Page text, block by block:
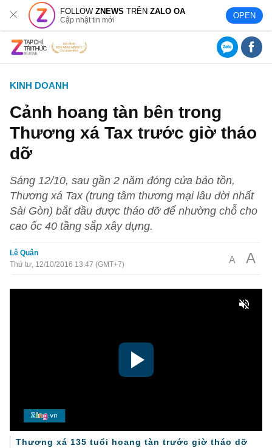
FOLLOWZNEWS TRÊNZALO OA
Cập nhật tin mới OPEN
KINH DOANH
Cảnh hoang tàn bên trong
Thương xá Tax trước giờ tháo
dỡ
Sáng 12/10, sau gần 2 năm đóng cửa bảo tồn,
Thương xá Tax (trung tâm thương mại lâu đời nhất
Sài Gòn) bắt đầu được tháo dỡ để nhường chỗ cho
cao ốc 40 tầng sắp xây dựng.
Lê Quân
Thứ tư, 12/10/2016 13:47 (GMT+7)
A A
Thương xá 135 tuổi hoang tàn trước giờ tháo dỡ